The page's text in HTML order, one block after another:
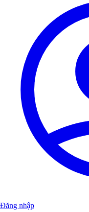
Đăng nhập